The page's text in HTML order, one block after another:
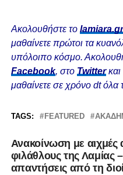
Ακολουθήστε το lamiara.gr
μαθαίνετε πρώτοι τα
υπόλοιπο κόσμο.
Facebook, στο Twitterκαι
μαθαίνετε σε χρόνο dt όλα
TAGS: FEATURED
Ανακοίνωση με
φιλάθλους της Λαμίας
απαντήσεις από τη